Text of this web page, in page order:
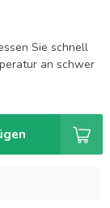
Sie schnell
an schwer